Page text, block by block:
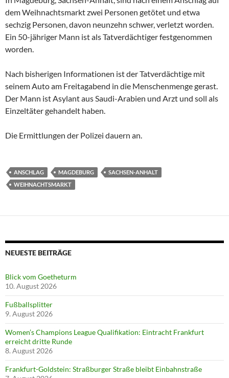
dem Weihnachtsmarkt zwei Personen getötet und etwa
sechzig Personen, davon neunzehn schwer, verletzt worden.
Ein 50-jähriger Mann ist als Tatverdächtiger festgenommen
worden.
Nach bisherigen Informationen ist der Tatverdächtige mit
seinem Auto am Freitagabend in die Menschenmenge gerast.
Der Mann ist Asylant aus Saudi-Arabien und Arzt und soll als
Einzeltäter gehandelt haben.
Die Ermittlungen der Polizei dauern an.
ANSCHLAG MAGDEBURG
SACHSEN-ANHALT
WEIHNACHTSMARKT
NEUESTE BEITRÄGE
Blick vom Goetheturm
10. August 2026
Fußballsplitter
9. August 2026
Women’s Champions League Qualifikation: Eintracht Frankfurt
erreicht dritte Runde
8. August 2026
Frankfurt-Goldstein: Straßburger Straße bleibt Einbahnstraße